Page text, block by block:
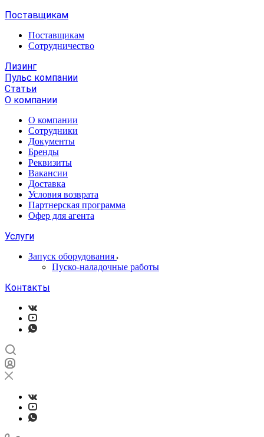
Поставщикам
Поставщикам
Сотрудничество
Лизинг
Пульс компании
Статьи
О компании
О компании
Сотрудники
Документы
Бренды
Реквизиты
Вакансии
Доставка
Условия возврата
Партнерская программа
Офер для агента
Услуги
Запуск оборудования
Пуско-наладочные работы
Контакты